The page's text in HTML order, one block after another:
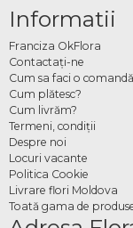
Informatii
Franciza OkFlora
Contactaţi-ne
Cum sa faci o
Cum plătesc?
Cum livrăm?
Termeni, condiţii
Despre noi
Locuri vacante
Politica Cookie
Livrare flori Moldova
Toată gama de